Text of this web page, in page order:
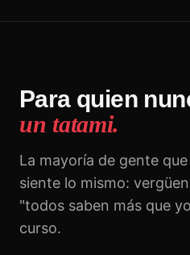
Para quien
un tatami.
La mayoría de gente
siente lo mismo:
"todos saben más que
curso.